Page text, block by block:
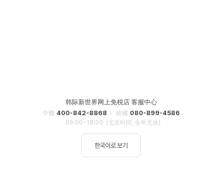
韩际新世界网上免税店 客服中心
中國 400-842-8868 韓國 080-899-4586
09:00~18:00 (北京时间, 全年无休)
한국어로 보기